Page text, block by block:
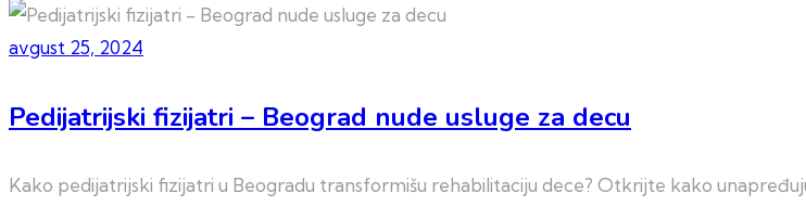
avgust 25, 2024
Pedijatrijski fizijatri – Beograd nude usluge za decu
Kako pedijatrijski fizijatri u Beogradu transformišu rehabilitaciju dece? Otkrijte kako